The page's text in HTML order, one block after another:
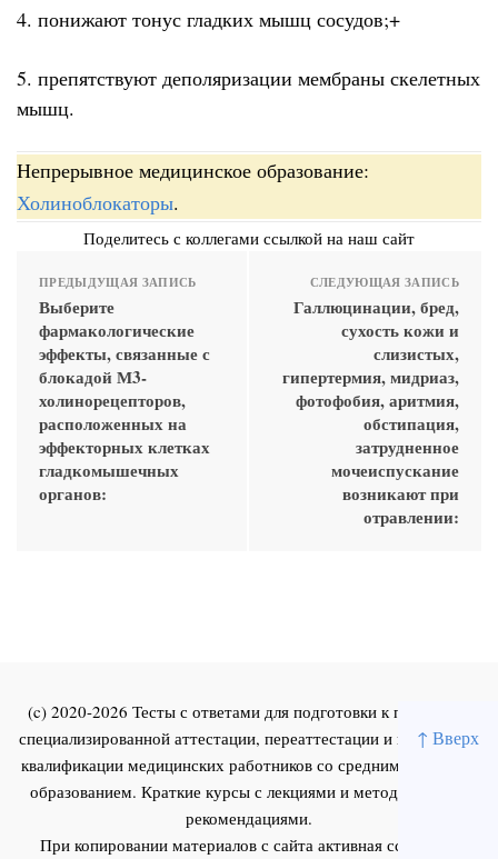
↑ Вверх
4. понижают тонус гладких мышц сосудов;+
5. препятствуют деполяризации мембраны скелетных
мышц.
Непрерывное медицинское образование:
Холиноблокаторы.
Поделитесь с коллегами ссылкой на наш сайт
ПРЕДЫДУЩАЯ ЗАПИСЬ
Выберите
фармакологические
эффекты, связанные с
блокадой М3-
холинорецепторов,
расположенных на
эффекторных клетках
гладкомышечных
органов:
СЛЕДУЮЩАЯ ЗАПИСЬ
Галлюцинации, бред,
сухость кожи и
слизистых,
гипертермия, мидриаз,
фотофобия, аритмия,
обстипация,
затрудненное
мочеиспускание
возникают при
отравлении:
(c) 2020-2026 Тесты с ответами для подготовки к первичной
специализированной аттестации, переаттестации и повышения
квалификации медицинских работников со средним и высшим
образованием. Краткие курсы с лекциями и методическими
рекомендациями.
При копировании материалов с сайта активная ссылка на